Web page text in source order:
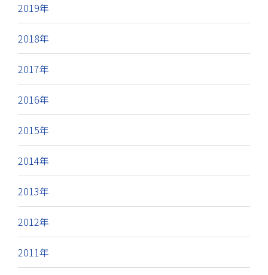
2019年
2018年
2017年
2016年
2015年
2014年
2013年
2012年
2011年